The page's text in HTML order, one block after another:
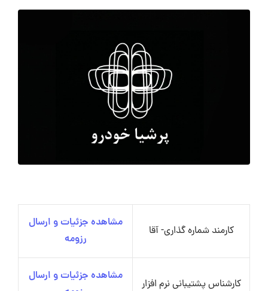
کارمند شماره گذاری- آقا
مشاهده جزئیات و ارسال
رزومه
کارشناس پشتیبانی نرم افزار
مشاهده جزئیات و ارسال